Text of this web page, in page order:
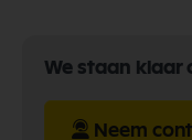
We staan klaar
Neem